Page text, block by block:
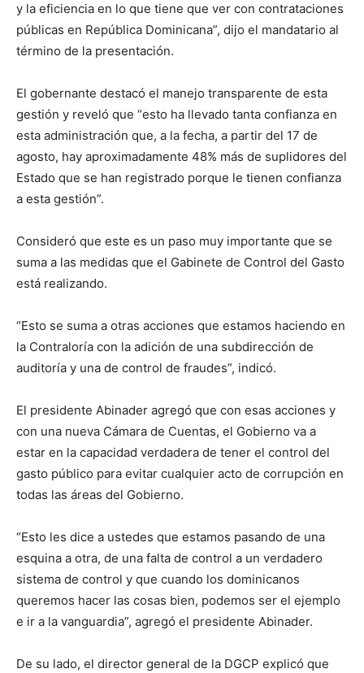
y la eficiencia en lo que tiene que ver con contrataciones
públicas en República Dominicana”, dijo el mandatario al
término de la presentación.
El gobernante destacó el manejo transparente de esta
gestión y reveló que “esto ha llevado tanta confianza en
esta administración que, a la fecha, a partir del 17 de
agosto, hay aproximadamente 48% más de suplidores del
Estado que se han registrado porque le tienen confianza
a esta gestión”.
Consideró que este es un paso muy importante que se
suma a las medidas que el Gabinete de Control del Gasto
está realizando.
“Esto se suma a otras acciones que estamos haciendo en
la Contraloría con la adición de una subdirección de
auditoría y una de control de fraudes”, indicó.
El presidente Abinader agregó que con esas acciones y
con una nueva Cámara de Cuentas, el Gobierno va a
estar en la capacidad verdadera de tener el control del
gasto público para evitar cualquier acto de corrupción en
todas las áreas del Gobierno.
“Esto les dice a ustedes que estamos pasando de una
esquina a otra, de una falta de control a un verdadero
sistema de control y que cuando los dominicanos
queremos hacer las cosas bien, podemos ser el ejemplo
e ir a la vanguardia”, agregó el presidente Abinader.
De su lado, el director general de la DGCP explicó que